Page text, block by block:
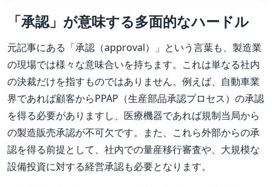
「承認」が意味する多面的なハードル
元記事にある「承認（approval）」という言葉も、製造業
の現場では様々な意味合いを持ちます。これは単なる社内
の決裁だけを指すものではありません。例えば、自動車業
界であれば顧客からPPAP（生産部品承認プロセス）の承認
を得る必要がありますし、医療機器であれば規制当局から
の製造販売承認が不可欠です。また、これら外部からの承
認を得る前提として、社内での量産移行審査や、大規模な
設備投資に対する経営承認も必要となります。